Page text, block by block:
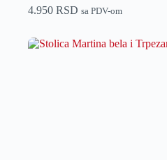
4.950 RSD sa PDV-om